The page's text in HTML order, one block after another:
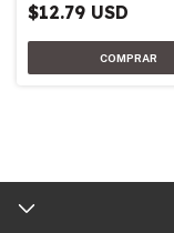
$12.79 USD